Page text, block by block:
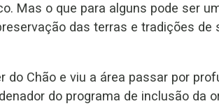
Mas o que para alguns pode ser
das terras e tradições de
do Chão e viu a área passar por
do programa de inclusão da